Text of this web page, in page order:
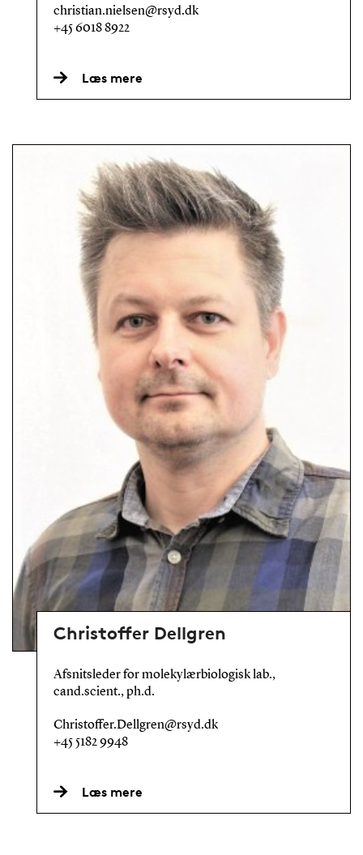
christian.nielsen@rsyd.dk
+45 6018 8922
Læs mere
Christoffer Dellgren
Afsnitsleder for molekylærbiologisk lab.,
cand.scient., ph.d.
Christoffer.Dellgren@rsyd.dk
+45 5182 9948
Læs mere